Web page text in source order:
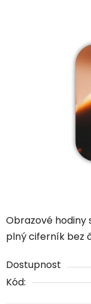
Obrazové hodiny
plný ciferník bez
Dostupnost
Kód: